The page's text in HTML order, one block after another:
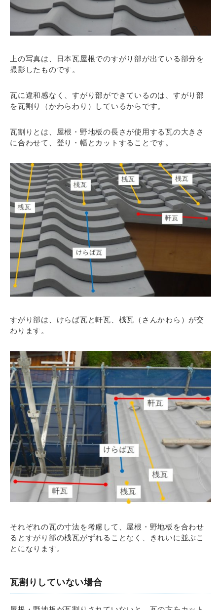
上の写真は、日本瓦屋根でのすがり部が出ている部分を
撮影したものです。
瓦に違和感なく、すがり部ができているのは、すがり部
を瓦割り（かわらわり）しているからです。
瓦割りとは、屋根・野地板の長さが使用する瓦の大きさ
に合わせて、登り・幅とカットすることです。
すがり部は、けらば瓦と軒瓦、桟瓦（さんかわら）が交
わります。
それぞれの瓦の寸法を考慮して、屋根・野地板を合わせ
るとすがり部の桟瓦がずれることなく、きれいに並ぶこ
とになります。
瓦割りしていない場合